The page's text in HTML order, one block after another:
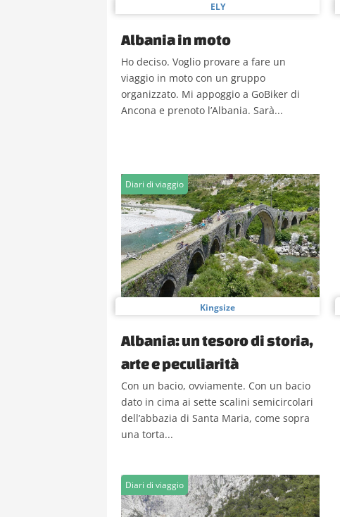
ELY
Albania in moto
Ho deciso. Voglio provare a fare un
viaggio in moto con un gruppo
organizzato. Mi appoggio a GoBiker di
Ancona e prenoto l’Albania. Sarà...
Diari di viaggio
Kingsize
Albania: un tesoro di storia,
arte e peculiarità
Con un bacio, ovviamente. Con un bacio
dato in cima ai sette scalini semicircolari
dell’abbazia di Santa Maria, come sopra
una torta...
Diari di viaggio